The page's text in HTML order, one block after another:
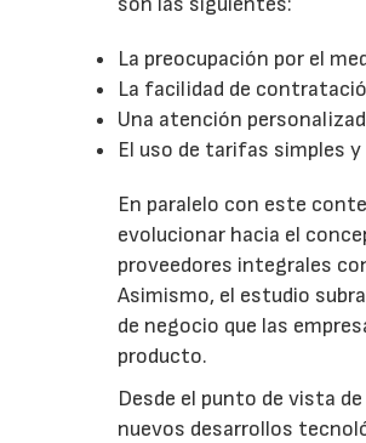
La preocupación por el
La facilidad de
Una atención
El uso de tarifas simples
En paralelo con este
evolucionar hacia el
proveedores integrales
Asimismo, el estudio
de negocio que las
producto.
Desde el punto de vista
nuevos desarrollos